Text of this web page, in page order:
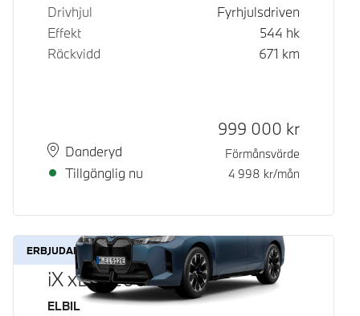
Drivhjul
Fyrhjulsdriven
Effekt
544 hk
Räckvidd
671 km
PlatsDanderyd
Leveranstid
Tillgänglig nu
Kontantpris
999 000 kr
Förmånsvärde
4 998 kr/mån
ERBJUDANDE
iX xDrive60
Bränsle
ELBIL